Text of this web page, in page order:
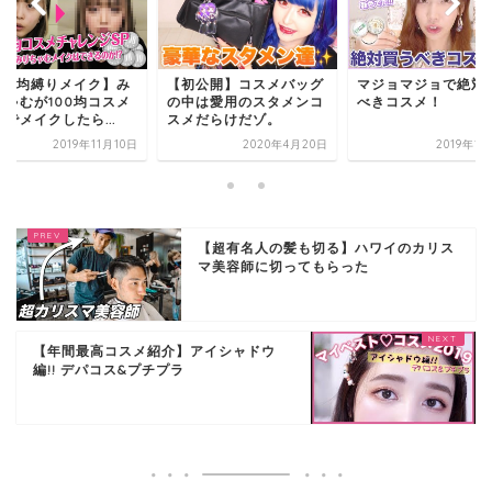
均縛りメイク】み
ゃむが100均コスメ
でメイクしたら...
2019年11月10日
【初公開】コスメバッグ
の中は愛用のスタメンコ
スメだらけだゾ。
2020年4月20日
マジョマジョで絶対
べきコスメ！
2019年12
【超有名人の髪も切る】ハワイのカリス
マ美容師に切ってもらった
【年間最高コスメ紹介】アイシャドウ
編!! デパコス&プチプラ